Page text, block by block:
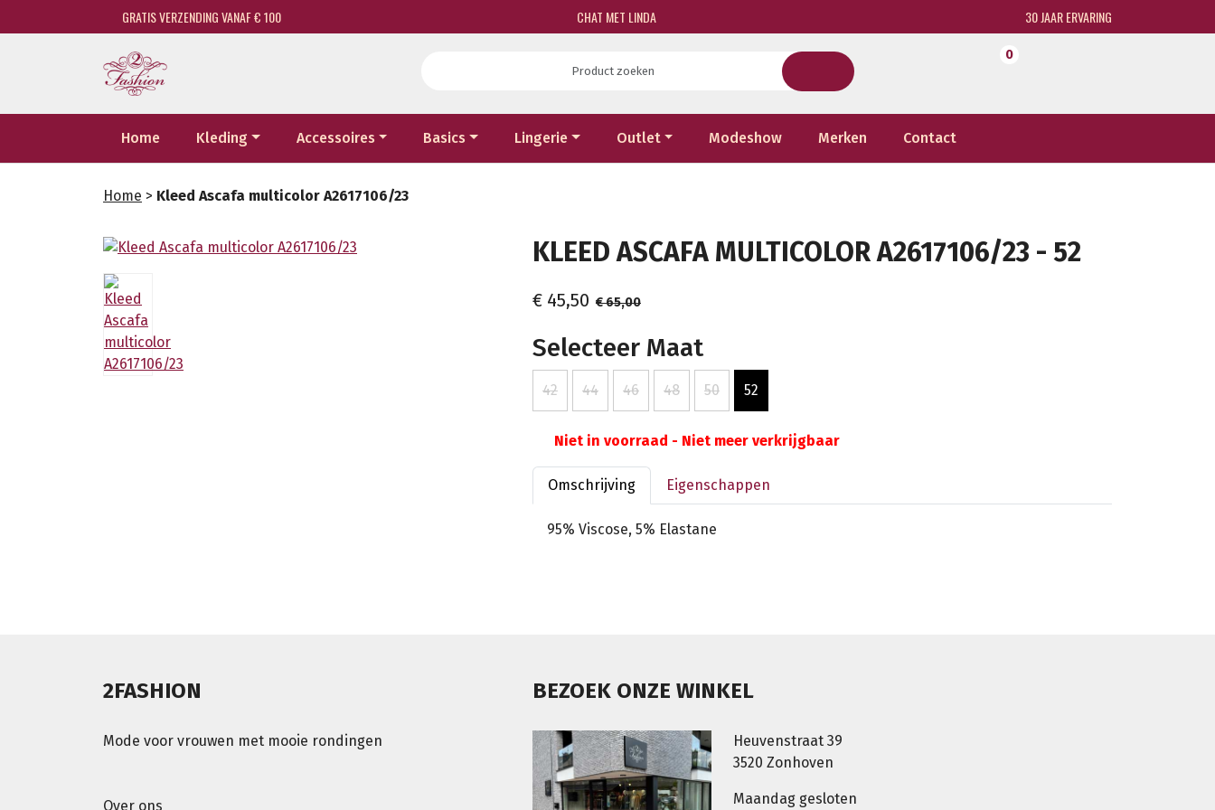
GRATIS VERZENDING VANAF € 100 CHAT MET LINDA 30 JAAR ERVARING
0
Home Kleding Accessoires Basics Lingerie Outlet Modeshow Merken Contact
Home > Kleed Ascafa multicolor A2617106/23
KLEED ASCAFA MULTICOLOR A2617106/23 - 52
€ 45,50 € 65,00
Selecteer Maat
42 44 46 48 50 52
Niet in voorraad - Niet meer verkrijgbaar
Omschrijving Eigenschappen
95% Viscose, 5% Elastane
2FASHION
Mode voor vrouwen met mooie rondingen
Over ons
BEZOEK ONZE WINKEL
Heuvenstraat 39
3520 Zonhoven
Maandag gesloten